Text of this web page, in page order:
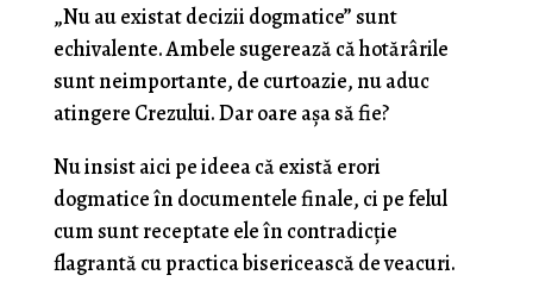
„Nu au existat decizii dogmatice” sunt
echivalente. Ambele sugerează că hotărârile
sunt neimportante, de curtoazie, nu aduc
atingere Crezului. Dar oare așa să fie?
Nu insist aici pe ideea că există erori
dogmatice în documentele finale, ci pe felul
cum sunt receptate ele în contradicție
flagrantă cu practica bisericească de veacuri.